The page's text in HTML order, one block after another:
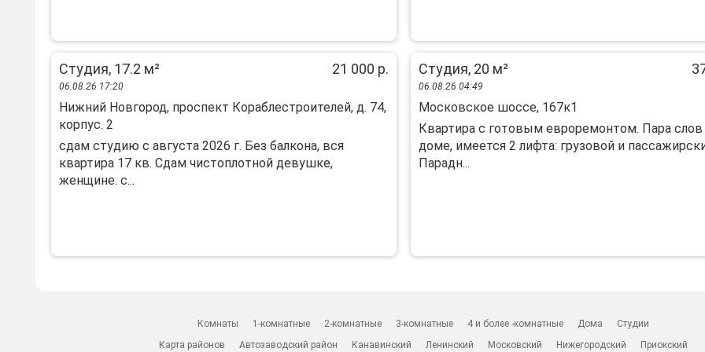
Студия, 17.2 м² 21 000 р.
06.08.26 17:20
Нижний Новгород, проспект Кораблестроителей, д. 74,
корпус. 2
сдам студию с августа 2026 г. Без балкона, вся
квартира 17 кв. Сдам чистоплотной девушке,
женщине. с...
Студия, 20 м²
06.08.26 04:49
Московское шоссе, 167к1
Квартира с готовым евроремонтом. Пара слов
доме, имеется 2 лифта: грузовой и
Парадн...
Комнаты 1-комнатные 2-комнатные 3-комнатные 4 и более -комнатные Дома
Студии
Карта районов
Автозаводский район Канавинский Ленинский Московский Нижегородский Приокский